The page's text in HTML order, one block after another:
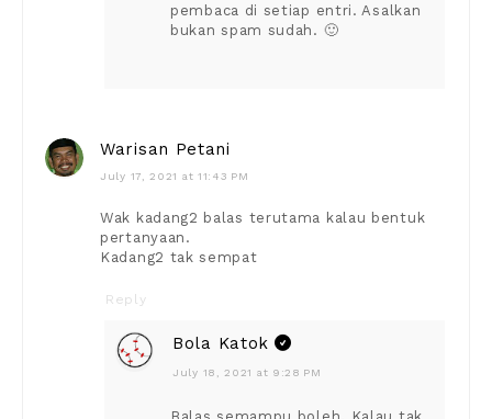
pembaca di setiap entri. Asalkan
bukan spam sudah. 🙂
Warisan Petani
July 17, 2021 at 11:43 PM
Wak kadang2 balas terutama kalau bentuk
pertanyaan.
Kadang2 tak sempat
Reply
Bola Katok
July 18, 2021 at 9:28 PM